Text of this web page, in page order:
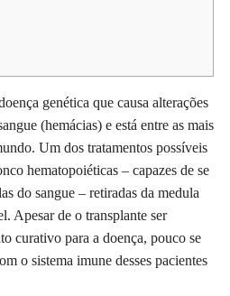
genética que causa alterações
(hemácias) e está entre as mais
Um dos tratamentos possíveis
hematopoiéticas – capazes de se
do sangue – retiradas da medula
Apesar de o transplante ser
curativo para a doença, pouco se
o sistema imune desses pacientes